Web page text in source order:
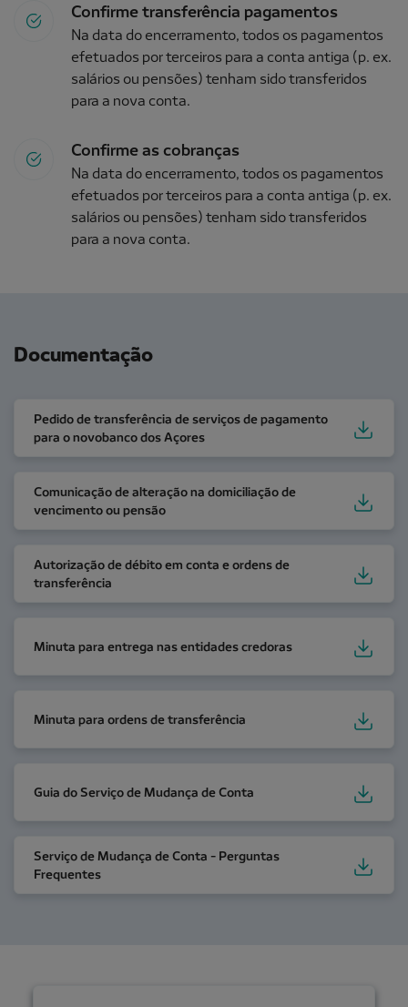
Confirme transferência pagamentos
Na data do encerramento, todos os pagamentos
efetuados por terceiros para a conta antiga (p. ex.
salários ou pensões) tenham sido transferidos
para a nova conta.
Confirme as cobranças
Na data do encerramento, todos os pagamentos
efetuados por terceiros para a conta antiga (p. ex.
salários ou pensões) tenham sido transferidos
para a nova conta.
Documentação
Pedido de transferência de serviços de pagamento
para o novobanco dos Açores
Pedido de transferência de serviços de pagamento
Comunicação de alteração na domiciliação de
vencimento ou pensão
Comunicação de alteração na domiciliação de
Autorização de débito em conta e ordens de
transferência
Autorização de débito em conta e ordens de
Minuta para entrega nas entidades credoras
Minuta para ordens de transferência
Guia do Serviço de Mudança de Conta
Serviço de Mudança de Conta - Perguntas
Frequentes
Serviço de Mudança de Conta - Perguntas